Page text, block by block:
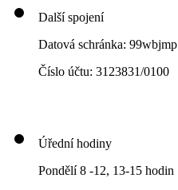
Další spojení
Datová schránka: 99wbjmp
Číslo účtu: 3123831/0100
Úřední hodiny
Pondělí 8 -12, 13-15 hodin